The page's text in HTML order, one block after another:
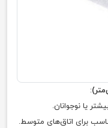
:
یا نوجوانان.
برای اتاق‌های متوسط.